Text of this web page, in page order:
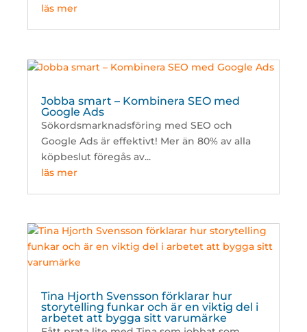
läs mer
Jobba smart – Kombinera SEO med
Google Ads
Sökordsmarknadsföring med SEO och
Google Ads är effektivt! Mer än 80% av alla
köpbeslut föregås av...
läs mer
Tina Hjorth Svensson förklarar hur
storytelling funkar och är en viktig del i
arbetet att bygga sitt varumärke